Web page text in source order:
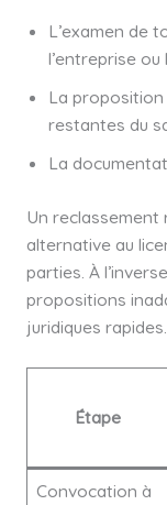
L’examen de
l’entreprise ou
La
restantes du
La
Un reclassement
alternative au
parties. À
propositions
juridiques rapides.
Étape
Convocation à